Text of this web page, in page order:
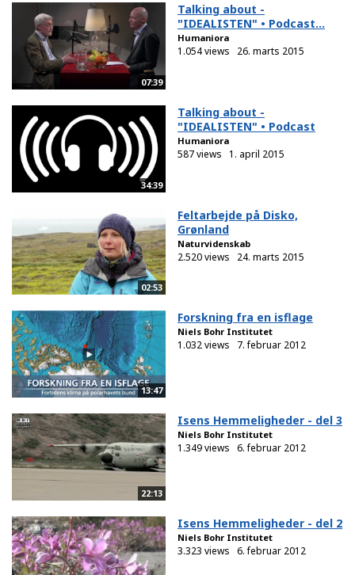
07:39
Talking about -
"IDEALISTEN" • Podcast...
Humaniora
1.054 views 26. marts 2015
34:39
Talking about -
"IDEALISTEN" • Podcast
Humaniora
587 views 1. april 2015
02:53
Feltarbejde på Disko,
Grønland
Naturvidenskab
2.520 views 24. marts 2015
13:47
Forskning fra en isflage
Niels Bohr Institutet
1.032 views 7. februar 2012
22:13
Isens Hemmeligheder - del 3
Niels Bohr Institutet
1.349 views 6. februar 2012
Isens Hemmeligheder - del 2
Niels Bohr Institutet
3.323 views 6. februar 2012